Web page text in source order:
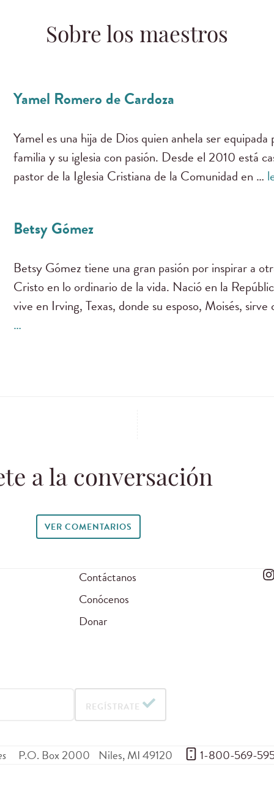
Sobre los maestros
Yamel Romero de Cardoza
Yamel es una hija de Dios quien anhela ser equipada
familia y su iglesia con pasión. Desde el 2010 está
pastor de la Iglesia Cristiana de la Comunidad en …
Betsy Gómez
Betsy Gómez tiene una gran pasión por inspirar a
Cristo en lo ordinario de la vida. Nació en la
vive en Irving, Texas, donde su esposo, Moisés,
…
a la conversación
VER COMENTARIOS
Contáctanos
Conócenos
Donar
REGÍSTRATE
P.O. Box 2000 Niles,MI49120 1-800-569-